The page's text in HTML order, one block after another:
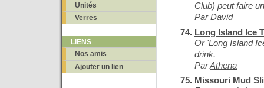
Unités
Verres
LIENS
Nos amis
Ajouter un lien
Club) peut faire
ParDavid
Long Island Ice
Or 'Long Island
drink.
ParAthena
Missouri Mud